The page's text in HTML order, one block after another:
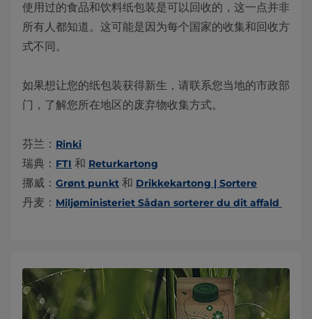
使用过的食品和饮料纸包装是可以回收的，这一点并非
所有人都知道。这可能是因为每个国家的收集和回收方
式不同。
如果想让您的纸包装获得新生，请联系您当地的市政部
门，了解您所在地区的废弃物收集方式。
芬兰： Rinki
瑞典： FTI 和 Returkartong
挪威： Grønt punkt 和 Drikkekartong | Sortere
丹麦： Miljøministeriet Sådan sorterer du dit affald